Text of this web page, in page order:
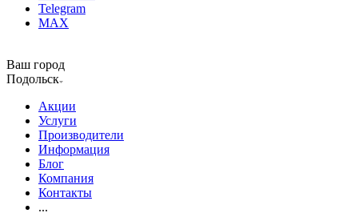
Telegram
MAX
Ваш город
Подольск
Акции
Услуги
Производители
Информация
Блог
Компания
Контакты
...